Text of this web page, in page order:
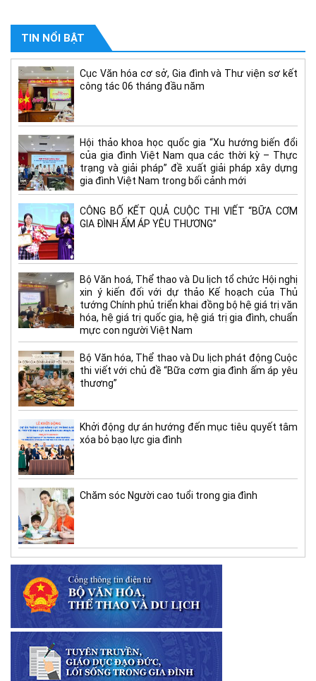
TIN NỔI BẬT
Cục Văn hóa cơ sở, Gia đình và Thư viện sơ kết
công tác 06 tháng đầu năm
Hội thảo khoa học quốc gia “Xu hướng biến đổi
của gia đình Việt Nam qua các thời kỳ – Thực
trạng và giải pháp” đề xuất giải pháp xây dựng
gia đình Việt Nam trong bối cảnh mới
CÔNG BỐ KẾT QUẢ CUỘC THI VIẾT “BỮA CƠM
GIA ĐÌNH ẤM ÁP YÊU THƯƠNG”
Bộ Văn hoá, Thể thao và Du lịch tổ chức Hội nghị
xin ý kiến đối với dự thảo Kế hoạch của Thủ
tướng Chính phủ triển khai đồng bộ hệ giá trị văn
hóa, hệ giá trị quốc gia, hệ giá trị gia đình, chuẩn
mực con người Việt Nam
Bộ Văn hóa, Thể thao và Du lịch phát động Cuộc
thi viết với chủ đề “Bữa cơm gia đình ấm áp yêu
thương”
Khởi động dự án hướng đến mục tiêu quyết tâm
xóa bỏ bạo lực gia đình
Chăm sóc Người cao tuổi trong gia đình